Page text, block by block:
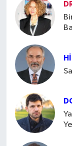
ÜLKE
YAŞAM